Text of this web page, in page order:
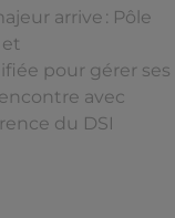
arrive : Pôle
et
pour gérer
avec
du DSI